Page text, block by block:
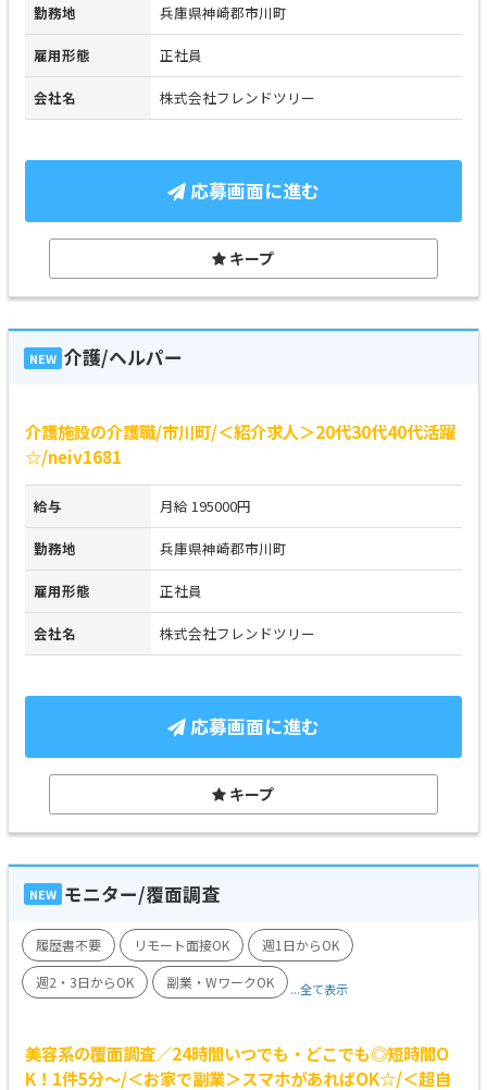
勤務地 兵庫県神崎郡市川町
雇用形態 正社員
会社名 株式会社フレンドツリー
応募画面に進む
キープ
NEW 介護/ヘルパー
介護施設の介護職/市川町/＜紹介求人＞20代30代40代活躍
☆/neiv1681
給与 月給 195000円
勤務地 兵庫県神崎郡市川町
雇用形態 正社員
会社名 株式会社フレンドツリー
応募画面に進む
キープ
NEW モニター/覆面調査
履歴書不要 リモート面接OK
週1日からOK
週2・3日からOK
副業・WワークOK ...全て表示
美容系の覆面調査／24時間いつでも・どこでも◎短時間O
K！1件5分～/＜お家で副業＞スマホがあればOK☆/＜超自